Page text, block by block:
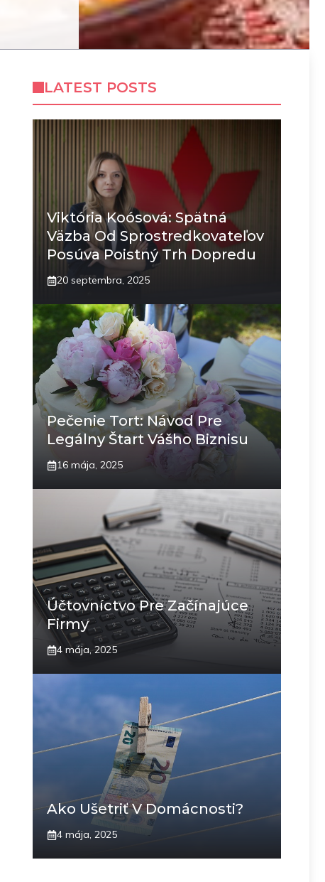
LATEST POSTS
Viktória Koósová: Spätná
Väzba Od Sprostredkovateľov
Posúva Poistný Trh Dopredu
20 septembra, 2025
Pečenie Tort: Návod Pre
Legálny Štart Vášho Biznisu
16 mája, 2025
Účtovníctvo Pre Začínajúce
Firmy
4 mája, 2025
Ako Ušetriť V Domácnosti?
4 mája, 2025